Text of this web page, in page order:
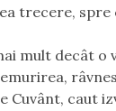
trecere, spre
mult decât o
Cuvânt, caut